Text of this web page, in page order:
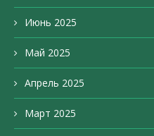
Июнь 2025
Май 2025
Апрель 2025
Март 2025